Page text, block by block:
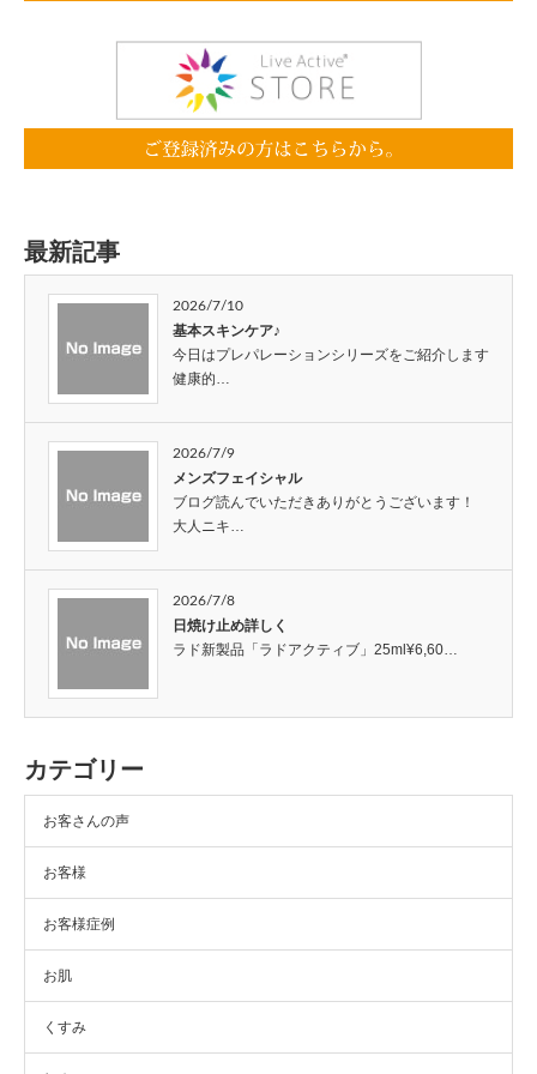
最新記事
2026/7/10
基本スキンケア♪
今日はプレパレーションシリーズをご紹介します
健康的…
2026/7/9
メンズフェイシャル
ブログ読んでいただきありがとうございます！
大人ニキ…
2026/7/8
日焼け止め詳しく
ラド新製品「ラドアクティブ」25ml¥6,60…
カテゴリー
お客さんの声
お客様
お客様症例
お肌
くすみ